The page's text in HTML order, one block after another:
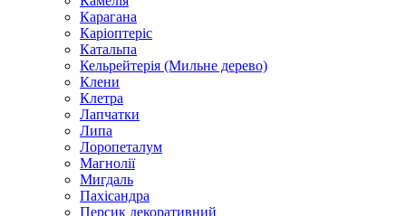
Карагана
Каріоптеріс
Катальпа
Кельрейтерія (Мильне дерево)
Клени
Клетра
Лапчатки
Липа
Лоропеталум
Магнолії
Мигдаль
Пахісандра
Персик декоративний